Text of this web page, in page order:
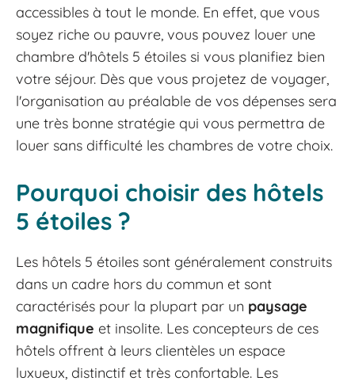
accessibles à tout le monde. En effet, que vous
soyez riche ou pauvre, vous pouvez louer une
chambre d'hôtels 5 étoiles si vous planifiez bien
votre séjour. Dès que vous projetez de voyager,
l'organisation au préalable de vos dépenses sera
une très bonne stratégie qui vous permettra de
louer sans difficulté les chambres de votre choix.
Pourquoi choisir des hôtels
5 étoiles ?
Les hôtels 5 étoiles sont généralement construits
dans un cadre hors du commun et sont
caractérisés pour la plupart par un paysage
magnifique et insolite. Les concepteurs de ces
hôtels offrent à leurs clientèles un espace
luxueux, distinctif et très confortable. Les